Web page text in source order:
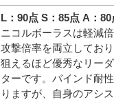
L：90点 S：85点 A：80
ニコルボーラスは軽減
攻撃倍率を両立してお
狙えるほど優秀なリー
ターです。バインド耐
りますが、自身のアシ